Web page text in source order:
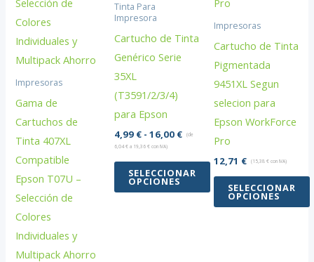
Impresoras
Gama de
Cartuchos de
Tinta 407XL
Compatible
Epson T07U –
Selección de
Colores
Individuales y
Multipack Ahorro
Tinta Para
Impresora
Cartucho de Tinta
Genérico Serie
35XL
(T3591/2/3/4)
para Epson
4,99 € - 16,00 €Rango
precios:
desde
hasta
16,00 €
(de
6,04€ a 19,36€ con IVA)
SELECCIONAR
OPCIONES
Impresoras
Cartucho de Tinta
Pigmentada
9451XL Segun
selecion para
Epson WorkForce
Pro
12,71 € (15,38 €con IVA)
SELECCIONAR
OPCIONES